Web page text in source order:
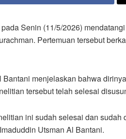
Senin (11/5/2026)
Pertemuan tersebut
menjelaskan bahwa
tersebut telah selesai
ini sudah selesai dan
Utsman Al Bantani.